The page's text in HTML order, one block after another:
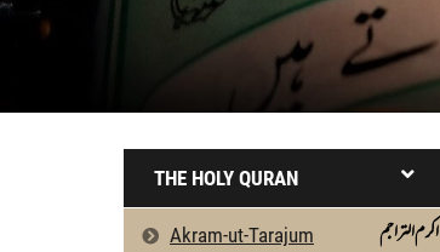
THE HOLY QURAN
Akram-ut-Tarajum اکرم التراجم